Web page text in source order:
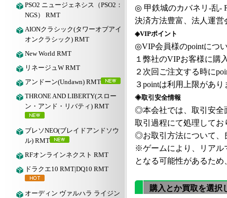
PSO2 ニュージェネシス（PSO2：
NGS） RMT
AIONクラシック(タワーオブアイ
オンクラシック) RMT
New World RMT
リネージュW RMT
アンドーン(Undawn) RMT
THRONE AND LIBERTY(スロー
ン・アンド・リバティ) RMT
ブレソNEO(ブレイドアンドソウ
ル) RMT
RFオンラインネクスト RMT
ドラクエ10 RMT|DQ10 RMT
オーディン ヴァルハラ ライジン
◎ 甲鉄城のカバネリ -乱-
決済方法豊富、法人運
◈VIPポイント
◎VIP会員様のpointにつ
１弊社のVIPお客様に購
２次回ご注文する時に
３pointは利用上限があ
◈取引安全情報
◎本会社では、取引安全
取引過程にて処理してお
◎お取引方法について、
※ゲームにより、リアル
となる可能性があるた
購入とか買取を選択